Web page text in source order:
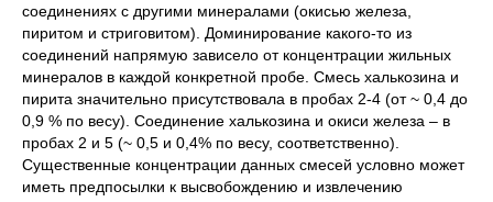
соединениях с другими минералами (окисью железа,
пиритом и стриговитом). Доминирование какого-то из
соединений напрямую зависело от концентрации жильных
минералов в каждой конкретной пробе. Смесь халькозина и
пирита значительно присутствовала в пробах 2-4 (от ~ 0,4 до
0,9 % по весу). Соединение халькозина и окиси железа – в
пробах 2 и 5 (~ 0,5 и 0,4% по весу, соответственно).
Существенные концентрации данных смесей условно может
иметь предпосылки к высвобождению и извлечению